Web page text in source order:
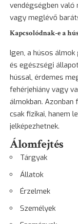
vendégségben való
vagy meglévő
Kapcsolódnak-e a
Igen, a húsos
és egészségi
hússal, érdemes
fehérjehiány vagy
álmokban.
csak fizikai, hanem
jelképezhetnek.
Álomfejtés
Tárgyak
Állatok
Érzelmek
Személyek